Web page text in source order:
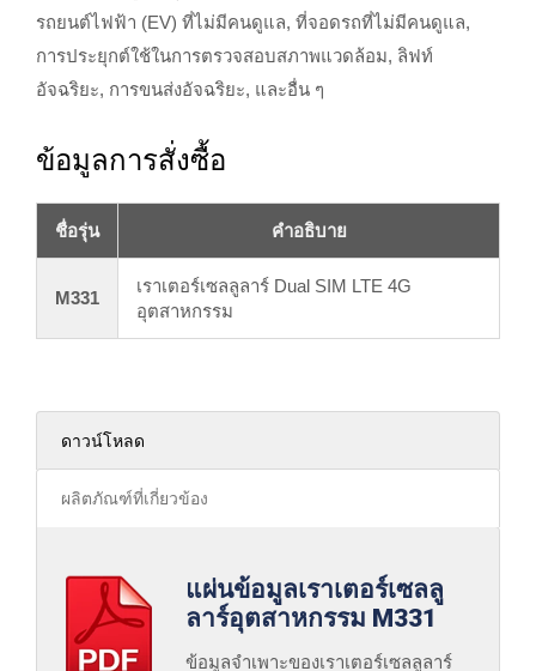
รถยนต์ไฟฟ้า (EV) ที่ไม่มีคนดูแล, ที่จอดรถที่ไม่มีคนดูแล,
การประยุกต์ใช้ในการตรวจสอบสภาพแวดล้อม, ลิฟท์
อัจฉริยะ, การขนส่งอัจฉริยะ, และอื่น ๆ
ข้อมูลการสั่งซื้อ
ชื่อรุ่น คำอธิบาย
M331
เราเตอร์เซลลูลาร์ Dual SIM LTE 4G
อุตสาหกรรม
ดาวน์โหลด
ผลิตภัณฑ์ที่เกี่ยวข้อง
แผ่นข้อมูลเราเตอร์เซลลู
ลาร์อุตสาหกรรม M331
ข้อมูลจำเพาะของเราเตอร์เซลลูลาร์